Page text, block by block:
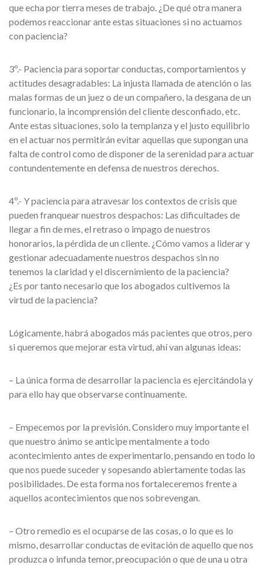
que echa por tierra meses de trabajo. ¿De qué otra manera
podemos reaccionar ante estas situaciones si no actuamos
con paciencia?
3º.- Paciencia para soportar conductas, comportamientos y
actitudes desagradables: La injusta llamada de atención o las
malas formas de un juez o de un compañero, la desgana de un
funcionario, la incomprensión del cliente desconfiado, etc.
Ante estas situaciones, solo la templanza y el justo equilibrio
en el actuar nos permitirán evitar aquellas que supongan una
falta de control como de disponer de la serenidad para actuar
contundentemente en defensa de nuestros derechos.
4º.- Y paciencia para atravesar los contextos de crisis que
pueden franquear nuestros despachos: Las dificultades de
llegar a fin de mes, el retraso o impago de nuestros
honorarios, la pérdida de un cliente. ¿Cómo vamos a liderar y
gestionar adecuadamente nuestros despachos sin no
tenemos la claridad y el discernimiento de la paciencia?
¿Es por tanto necesario que los abogados cultivemos la
virtud de la paciencia?
Lógicamente, habrá abogados más pacientes que otros, pero
si queremos que mejorar esta virtud, ahí van algunas ideas:
– La única forma de desarrollar la paciencia es ejercitándola y
para ello hay que observarse continuamente.
– Empecemos por la previsión. Considero muy importante el
que nuestro ánimo se anticipe mentalmente a todo
acontecimiento antes de experimentarlo, pensando en todo lo
que nos puede suceder y sopesando abiertamente todas las
posibilidades. De esta forma nos fortaleceremos frente a
aquellos acontecimientos que nos sobrevengan.
– Otro remedio es el ocuparse de las cosas, o lo que es lo
mismo, desarrollar conductas de evitación de aquello que nos
produzca o infunda temor, preocupación o que de una u otra